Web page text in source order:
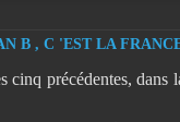
B , C 'EST LA
cinq précédentes, dans